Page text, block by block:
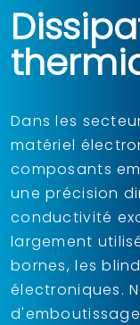
Dans les
matériel
composants
une précision
conductivité
largement
bornes, les
électroniques.